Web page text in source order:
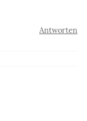
Antworten